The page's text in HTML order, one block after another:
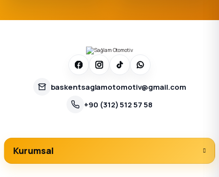
baskentsaglamotomotiv@gmail.com
+90 (312) 512 57 58
Kurumsal